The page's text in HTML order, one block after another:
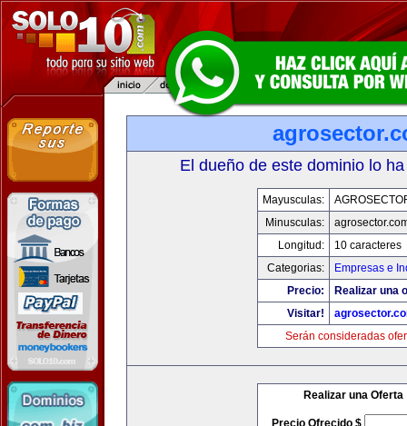
El dueño de este dominio lo
Mayusculas:
Minusculas:
Longitud:
10 caracteres
Categorias:
Empresas e
Precio:
Realizar una
Visitar!
Serán consideradas
Realizar una Oferta
Precio Ofrecido $